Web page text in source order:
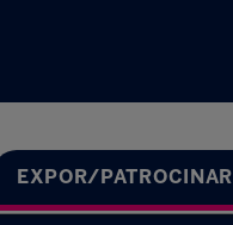
EXPOR/PATROCINAR